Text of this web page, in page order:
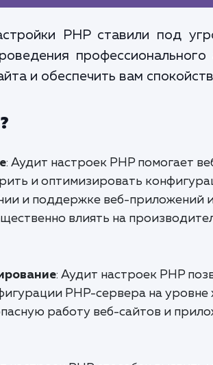
PHP ставили под
и обеспечить вам
: Аудит настроек PHP помогает
и оптимизировать
и поддержке веб-приложений
влиять на
: Аудит настроек PHP
PHP-сервера на уровне
работу веб-сайтов и